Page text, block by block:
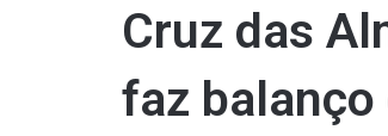
Cruz das
faz balanço